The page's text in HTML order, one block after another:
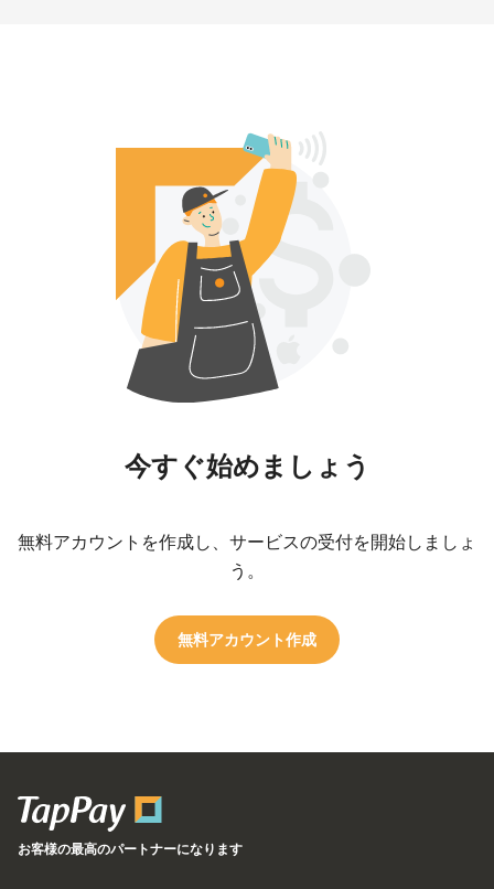
今すぐ始めましょう​
無料アカウントを作成し、サービスの受付を開始しましょ
う。​
無料アカウント作成
お客様の最高のパートナーになります